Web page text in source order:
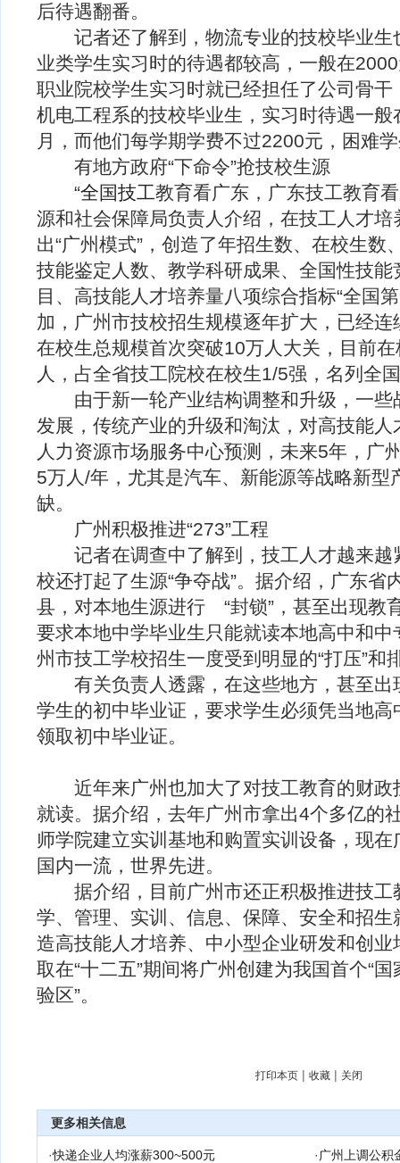
后待遇翻番。
记者还了解到，物流专业的技校毕业生
业类学生实习时的待遇都较高，一般在
职业院校学生实习时就已经担任了公司骨
机电工程系的技校毕业生，实习时待遇一
月，而他们每学期学费不过2200元，困难
有地方政府“下命令”抢技校生源
“全国技工教育看广东，广东技工教育
源和社会保障局负责人介绍，在技工人才
出“广州模式”，创造了年招生数、在校生数
技能鉴定人数、教学科研成果、全国性技
目、高技能人才培养量八项综合指标“全国
加，广州市技校招生规模逐年扩大，已经
在校生总规模首次突破10万人大关，目前
人，占全省技工院校在校生1/5强，名列全
由于新一轮产业结构调整和升级，一些
发展，传统产业的升级和淘汰，对高技能
人力资源市场服务中心预测，未来5年，广
5万人/年，尤其是汽车、新能源等战略新型
缺。
广州积极推进“273”工程
记者在调查中了解到，技工人才越来越
校还打起了生源“争夺战”。据介绍，广东省
县，对本地生源进行 “封锁”，甚至出现教
要求本地中学毕业生只能就读本地高中和
州市技工学校招生一度受到明显的“打压”和
有关负责人透露，在这些地方，甚至出
学生的初中毕业证，要求学生必须凭当地
领取初中毕业证。
近年来广州也加大了对技工教育的财政
就读。据介绍，去年广州市拿出4个多亿的
师学院建立实训基地和购置实训设备，现
国内一流，世界先进。
据介绍，目前广州市还正积极推进技工
学、管理、实训、信息、保障、安全和招
造高技能人才培养、中小型企业研发和创
取在“十二五”期间将广州创建为我国首个“
验区”。
打印本页 | 收藏 | 关闭
更多相关信息
·快递企业人均涨薪300~500元 · 广州上调公积